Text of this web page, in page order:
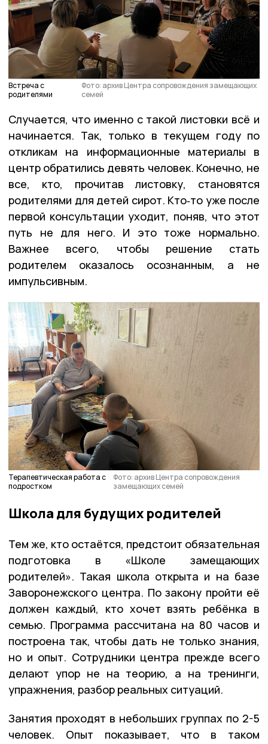
Встреча с
родителями
Фото: архив Центра сопровождения замещающих
семей
Случается, что именно с такой листовки всё и
начинается. Так, только в текущем году по
откликам на информационные материалы в
центр обратились девять человек. Конечно, не
все, кто, прочитав листовку, становятся
родителями для детей сирот. Кто‑то уже после
первой консультации уходит, поняв, что этот
путь не для него. И это тоже нормально.
Важнее всего, чтобы решение стать
родителем оказалось осознанным, а не
импульсивным.
Терапевтическая работа с
подростком
Фото: архив Центра сопровождения
замещающих семей
Школа для будущих родителей
Тем же, кто остаётся, предстоит обязательная
подготовка в «Школе замещающих
родителей». Такая школа открыта и на базе
Заворонежского центра. По закону пройти её
должен каждый, кто хочет взять ребёнка в
семью. Программа рассчитана на 80 часов и
построена так, чтобы дать не только знания,
но и опыт. Сотрудники центра прежде всего
делают упор не на теорию, а на тренинги,
упражнения, разбор реальных ситуаций.
Занятия проходят в небольших группах по 2-5
человек. Опыт показывает, что в таком